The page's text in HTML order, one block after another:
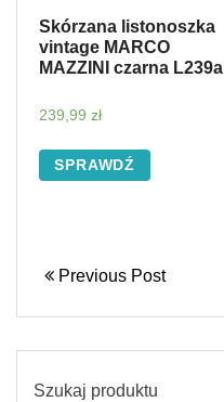
Skórzana listonoszka
vintage MARCO
MAZZINI czarna L239a
239,99 zł
SPRAWDŹ
Previous Post
Szukaj produktu